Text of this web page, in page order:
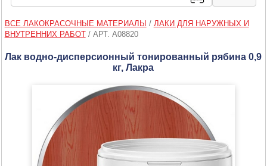
ВСЕ ЛАКОКРАСОЧНЫЕ МАТЕРИАЛЫ / ЛАКИ ДЛЯ НАРУЖНЫХ И
ВНУТРЕННИХ РАБОТ/ АРТ. A08820
Лак водно-дисперсионный тонированный рябина 0,9
кг, Лакра